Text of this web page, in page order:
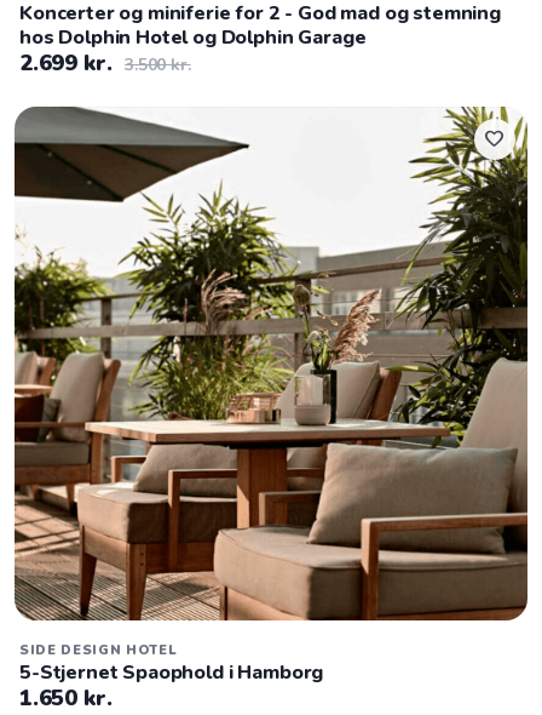
Koncerter og miniferie for 2 - God mad og stemning
hos Dolphin Hotel og Dolphin Garage
2.699 kr. 3.500 kr.
favorite
SIDE DESIGN HOTEL
5-Stjernet Spaophold i Hamborg
1.650 kr.